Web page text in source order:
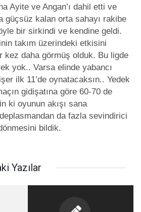
Ayite ve Angan’ı dahil etti ve
güçsüz kalan orta sahayı rakibe
bir sirkindi ve kendine geldi.
takım üzerindeki etkisini
kez daha görmüş olduk. Bu ligde
yok.. Varsa elinde yabancı
ilk 11’de oynatacaksın.. Yedek
gidişatına göre 60-70 de
ki oyunun akışı sana
da fazla sevindirici
bildik.
Yazılar